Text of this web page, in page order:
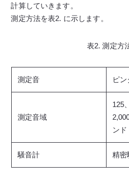
計算していきます。
測定方法を表2. に示します。
表2. 測定方
測定音 ピ
測定音域
125
ンド
騒音計 精密